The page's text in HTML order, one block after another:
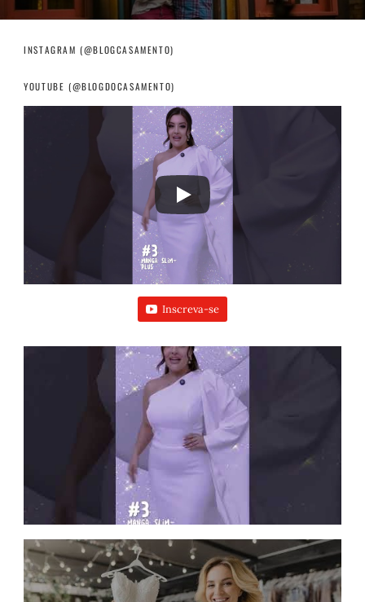
INSTAGRAM (@BLOGCASAMENTO)
YOUTUBE (@BLOGDOCASAMENTO)
Inscreva-se